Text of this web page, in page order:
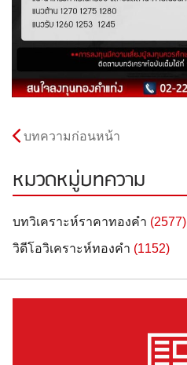
บทความก่อนหน้า
หมวดหมู่บทความ
บทวิเคราะห์ราคาทองคำ (2577)
วิดีโอวิเคราะห์ทองคำ (1152)